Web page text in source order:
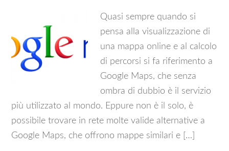
Quasi sempre quando si
pensa alla visualizzazione di
una mappa online e al calcolo
di percorsi si fa riferimento a
Google Maps, che senza
ombra di dubbio è il servizio
più utilizzato al mondo. Eppure non è il solo, è
possibile trovare in rete molte valide alternative a
Google Maps, che offrono mappe similari e […]